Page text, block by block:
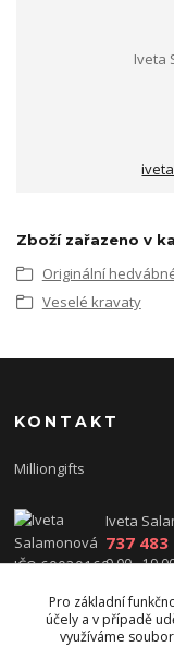
Iveta
Zboží zařazeno v
Originální
Veselé kravaty
KONTAKT
Milliongifts
Iveta
737 483
9.00 -
Pro základní
účely a v případě
využíváme